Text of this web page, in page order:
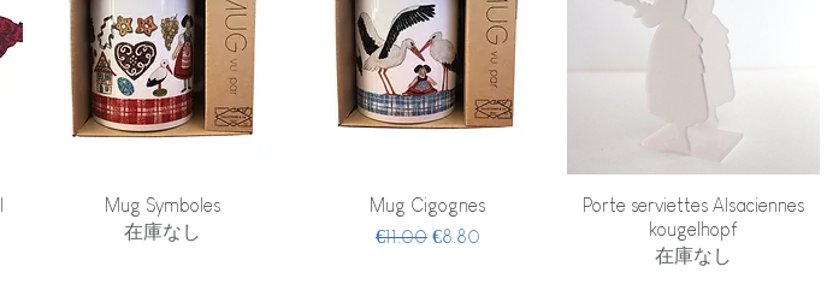
クイックビュー
Mug Symboles
在庫なし
クイックビュー
Mug Cigognes
通常価格
€11.00 セール価格
€8.80
クイックビュー
Porte serviettes Alsaciennes
kougelhopf
在庫なし